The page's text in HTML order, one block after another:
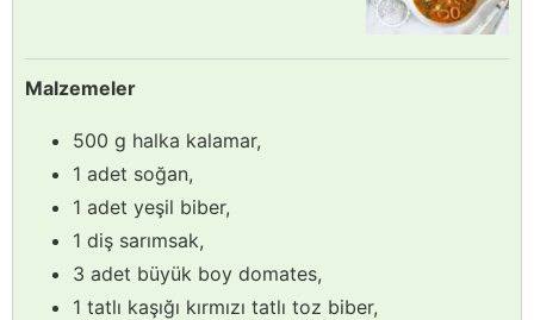
Malzemeler
500 g halka kalamar,
1 adet soğan,
1 adet yeşil biber,
1 diş sarımsak,
3 adet büyük boy domates,
1 tatlı kaşığı kırmızı tatlı toz biber,